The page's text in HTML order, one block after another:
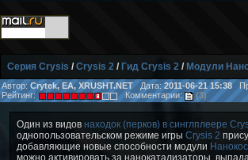
Серия Crysis /Crysis 2 / Гид Crysis 2 / Модули
Автор: Crytek, EA, XRUSHT.NETДата:2011-06-21 15:38
Рейтинг:
Комментарии: (3)
Один из видов находок (перков) в синглплеере
однопользовательском режиме игры Crysis 2
добавляющие новые способности модули
можно активировать за нанокатализаторы,